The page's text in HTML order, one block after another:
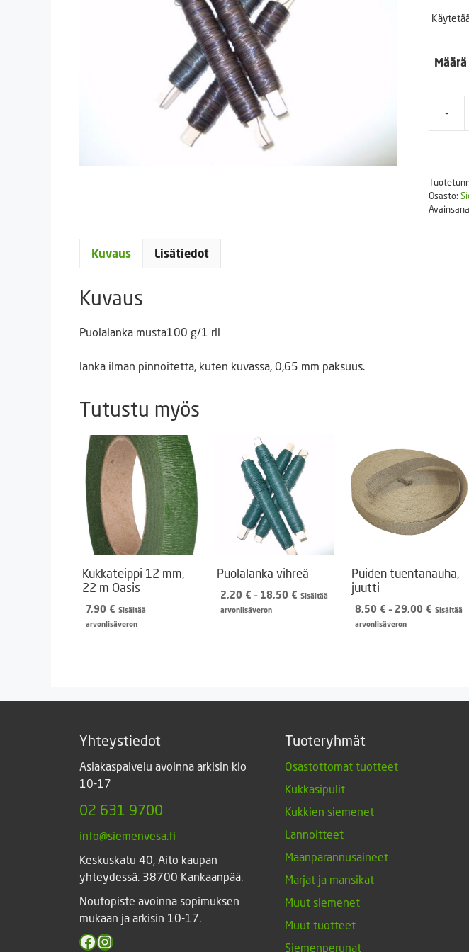
Määrä
-
määrä
Osasto:
Kuvaus Lisätiedot
Kuvaus
Puolalanka musta100 g/1 rll
lanka ilman pinnoitetta, kuten kuvassa, 0,65 mm paksuus.
Tutustu myös
Kukkateippi 12 mm,
22 m Oasis
7,90 € Sisältää
arvonlisäveron
Puolalanka vihreä
2,20 € – 18,50 € Hintaluokka:
Sisältää
arvonlisäveron
Puiden tuentanauha,
juutti
8,50 € – 29,00 € Sisältää
arvonlisäveron
Yhteystiedot
Asiakaspalvelu avoinna arkisin klo
10-17
02 631 9700
info@siemenvesa.fi
Keskuskatu 40, Aito kaupan
yhteydessä. 38700 Kankaanpää.
Noutopiste avoinna sopimuksen
mukaan ja arkisin 10-17.
Facebook
Instagram
Tuoteryhmät
Osastottomat tuotteet
Kukkasipulit
Kukkien siemenet
Lannoitteet
Maanparannusaineet
Marjat ja mansikat
Muut siemenet
Muut tuotteet
Siemenperunat